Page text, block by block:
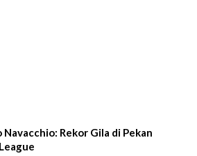
Navacchio: Rekor Gila di Pekan